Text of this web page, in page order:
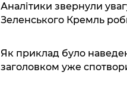
Аналітики звернули
Зеленського Кремль
Як приклад було
заголовком уже